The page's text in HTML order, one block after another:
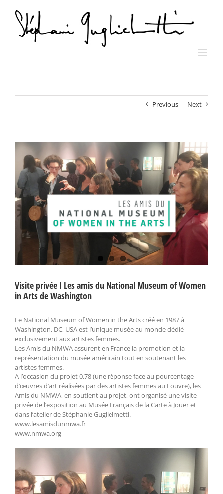
content
Previous Next
Visite privée I Les amis du National Museum of Women
in Arts de Washington
Le National Museum of Women in the Arts créé en 1987 à
Washington, DC, USA est l’unique musée au monde dédié
exclusivement aux artistes femmes.
Les Amis du NMWA assurent en France la promotion et la
représentation du musée américain tout en soutenant les
artistes femmes.
A l’occasion du projet 0,78 (une réponse face au pourcentage
d’œuvres d’art réalisées par des artistes femmes au Louvre), les
Amis du NMWA, en soutient au projet, ont organisé une visite
privée de l’exposition au Musée Français de la Carte à Jouer et
dans l’atelier de Stéphanie Guglielmetti.
www.lesamisdunmwa.fr
www.nmwa.org